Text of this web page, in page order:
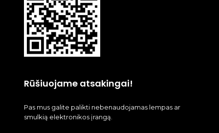
Rūšiuojame atsakingai!
Pas mus galite palikti nebenaudojamas lempas ar
smulkią elektronikos įrangą.